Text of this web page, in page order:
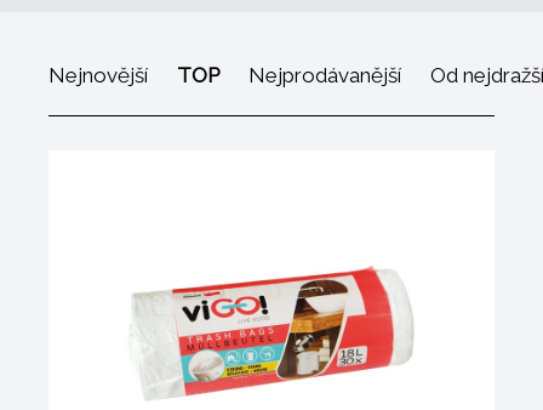
Nejnovější TOP Nejprodávanější Od